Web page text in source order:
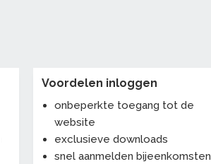
Voordelen inloggen
onbeperkte toegang tot de
website
exclusieve downloads
snel aanmelden bijeenkomsten